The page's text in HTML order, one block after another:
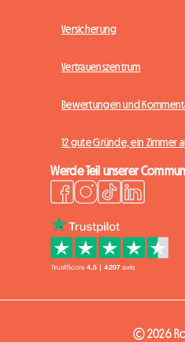
Versicherung
Vertrauenszentrum
Bewertungen und
12 gute Gründe, ein Zimmer
Werde Teil unserer
© 2026